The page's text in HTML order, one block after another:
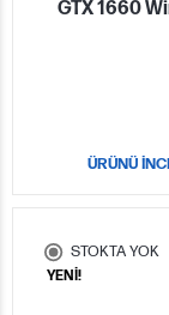
GTX 1660
ÜRÜNÜ
STOKTA YOK
YENİ!